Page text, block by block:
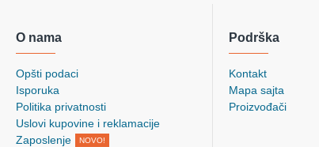
O nama
Opšti podaci
Isporuka
Politika privatnosti
Uslovi kupovine i reklamacije
Zaposlenje
NOVO!
Podrška
Kontakt
Mapa sajta
Proizvođači